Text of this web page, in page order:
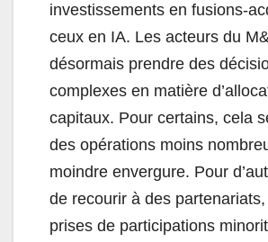
investissements en fusions-
ceux en IA. Les acteurs du
désormais prendre des
complexes en matière
capitaux. Pour certains, cela
des opérations moins
moindre envergure. Pour
de recourir à des
prises de participations